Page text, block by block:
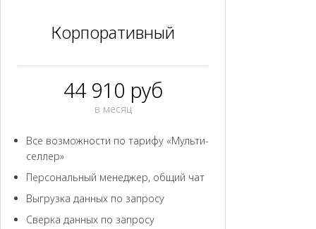
Корпоративный
44 910 руб
в месяц
Все возможности по тарифу «Мульти-
селлер»
Персональный менеджер, общий чат
Выгрузка данных по запросу
Сверка данных по запросу